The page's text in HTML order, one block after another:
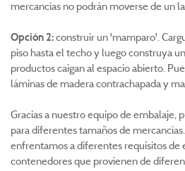
mercancías no podrán moverse de un
Opción 2:construir un 'mamparo'.
piso hasta el techo y luego construya
productos caigan al espacio abierto.
láminas de madera contrachapada y
Gracias a nuestro equipo de embalaje,
para diferentes tamaños de
enfrentamos a diferentes requisitos de
contenedores que provienen de